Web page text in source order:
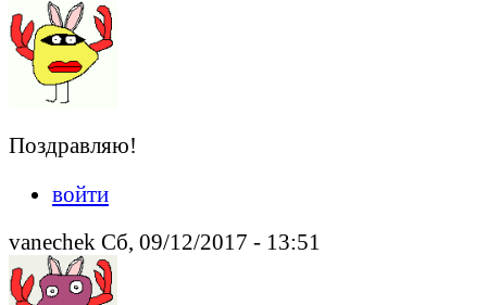
Поздравляю!
войти
vanechek Сб, 09/12/2017 - 13:51